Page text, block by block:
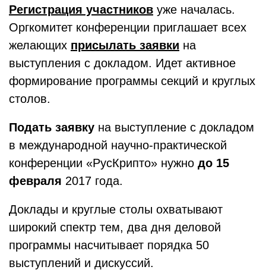
Регистрация участников уже началась.
Оргкомитет конференции приглашает всех
желающих присылать заявки на
выступления с докладом. Идет активное
формирование программы секций и круглых
столов.
Подать заявку на выступление с докладом
в международной научно-практической
конференции «РусКрипто» нужно до 15
февраля 2017 года.
Доклады и круглые столы охватывают
широкий спектр тем, два дня деловой
программы насчитывает порядка 50
выступлений и дискуссий.